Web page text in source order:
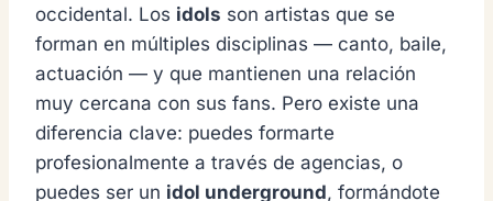
occidental. Los idols son artistas que se
forman en múltiples disciplinas — canto, baile,
actuación — y que mantienen una relación
muy cercana con sus fans. Pero existe una
diferencia clave: puedes formarte
profesionalmente a través de agencias, o
puedes ser un idol underground, formándote